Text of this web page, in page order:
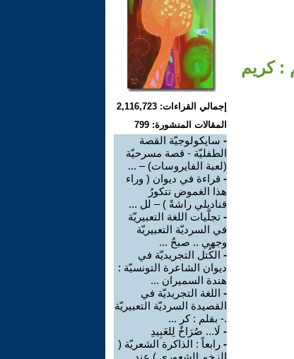
: كريم
إجمالي القراءات: 2,116,723
المقالات المنشورة: 799
- سايكولوجيّة القصة
الطفليّة - قصة مسرحيّة
(لعبة الفايروسات) – ...
- قراءة في ديوان ( وراء
هذا الغموض تتكورُ
قناديلي راشةً ) – لل ...
- تجلّيات اللغة التعبيريّة
في السرديّة التعبيريّة
وجهي .. صبحٌ ...
- الكُتل التجريديّة في
ديوان الشاعرة التونسيّة :
هندة السميران ...
- اللغة التجريديّة في
القصيدة السرديّة التعبيريّة
.- بقلم : كر ...
- لَا... صُرَاخٌ لِلعَبِيدِ
- رابعاً : الذاكرة الشعريّة (
الزخم الشعوري ) عند